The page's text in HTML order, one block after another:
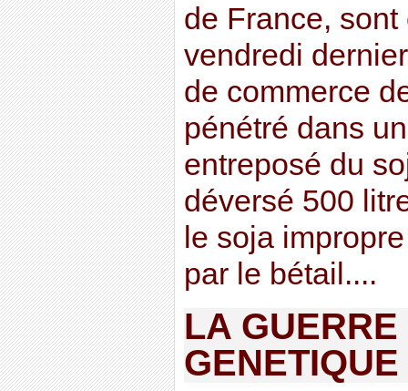
de France,
vendredi
de commerce
pénétré dans
entreposé du
déversé 500
le soja
par le bétail....
LA